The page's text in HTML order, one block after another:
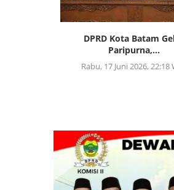
DPRD Kota Batam
Paripurna,...
Rabu, 17 Juni 2026, 22:18